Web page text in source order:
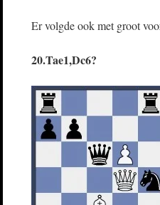
Er volgde ook met groot
20.Tae1,Dc6?